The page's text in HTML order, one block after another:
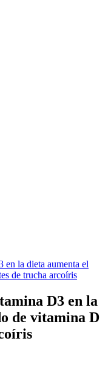
en la dieta aumenta el
de trucha arcoíris
D3 en la
de vitamina D